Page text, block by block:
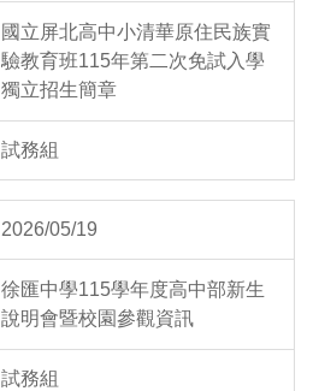
國立屏北高中小清華原住民族實
驗教育班115年第二次免試入學
獨立招生簡章
試務組
2026/05/19
徐匯中學115學年度高中部新生
說明會暨校園參觀資訊
試務組